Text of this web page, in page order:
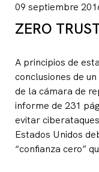
Contacto
Suscribirse
09 septiembre
ZERO
A principios de
conclusiones de
de la cámara de
informe de 231
evitar
Estados Unidos
“confianza cero”